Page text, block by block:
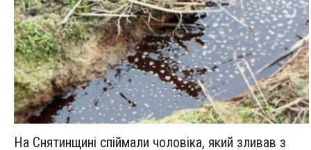
На Снятинщині спіймали чоловіка, який зливав з